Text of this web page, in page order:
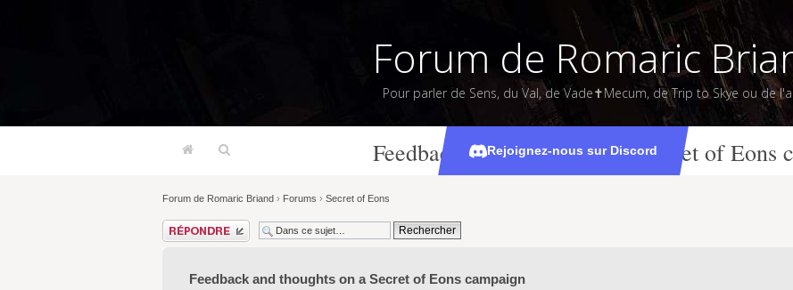
Forum de Romaric
Pour parler de Sens, du Val, de Vade✝Mecum, de Trip to Skye ou de
Rejoignez-nous sur Discord
Feedback and thoughts on a Secret of Eons
Forum de Romaric Briand › Forums › Secret of Eons
Répondre
Feedback and thoughts on a Secret of Eons campaign